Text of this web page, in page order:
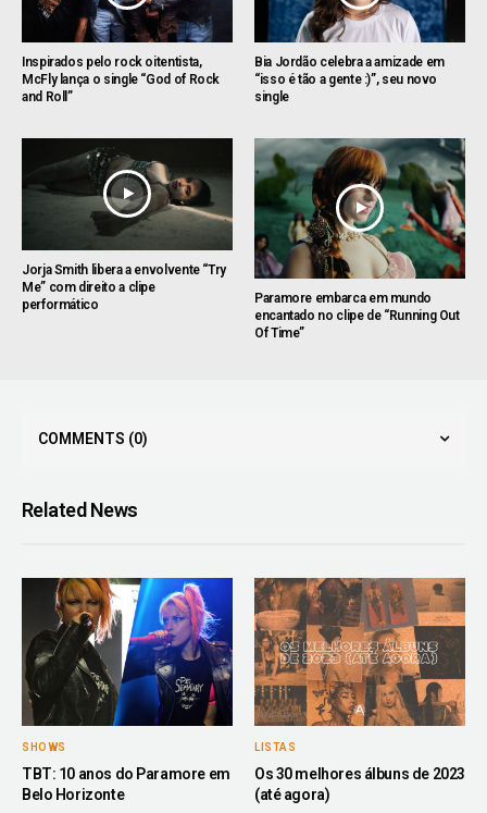
Inspirados pelo rock oitentista,
McFly lança o single “God of Rock
and Roll”
Bia Jordão celebra a amizade em
“isso é tão a gente :)”, seu novo
single
Jorja Smith libera a envolvente “Try
Me” com direito a clipe
performático
Paramore embarca em mundo
encantado no clipe de “Running Out
Of Time”
COMMENTS (0)
Related News
SHOWS
TBT: 10 anos do Paramore em
Belo Horizonte
LISTAS
Os 30 melhores álbuns de 2023
(até agora)